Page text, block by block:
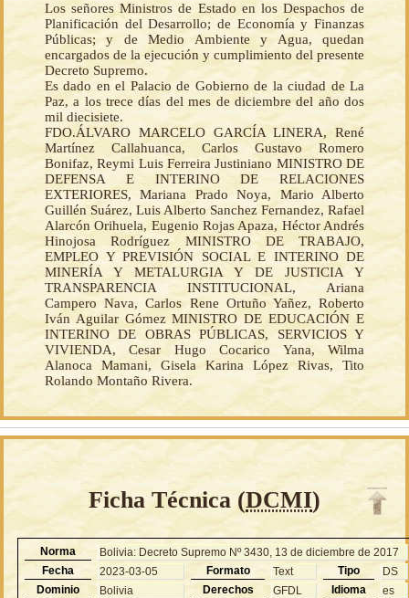
Los señores Ministros de Estado en los Despachos de
Planificación del Desarrollo; de Economía y Finanzas
Públicas; y de Medio Ambiente y Agua, quedan
encargados de la ejecución y cumplimiento del presente
Decreto Supremo.
Es dado en el Palacio de Gobierno de la ciudad de La
Paz, a los trece días del mes de diciembre del año dos
mil diecisiete.
FDO.ÁLVARO MARCELO GARCÍA LINERA, René
Martínez Callahuanca, Carlos Gustavo Romero
Bonifaz, Reymi Luis Ferreira Justiniano MINISTRO DE
DEFENSA E INTERINO DE RELACIONES
EXTERIORES, Mariana Prado Noya, Mario Alberto
Guillén Suárez, Luis Alberto Sanchez Fernandez, Rafael
Alarcón Orihuela, Eugenio Rojas Apaza, Héctor Andrés
Hinojosa Rodríguez MINISTRO DE TRABAJO,
EMPLEO Y PREVISIÓN SOCIAL E INTERINO DE
MINERÍA Y METALURGIA Y DE JUSTICIA Y
TRANSPARENCIA INSTITUCIONAL, Ariana
Campero Nava, Carlos Rene Ortuño Yañez, Roberto
Iván Aguilar Gómez MINISTRO DE EDUCACIÓN E
INTERINO DE OBRAS PÚBLICAS, SERVICIOS Y
VIVIENDA, Cesar Hugo Cocarico Yana, Wilma
Alanoca Mamani, Gisela Karina López Rivas, Tito
Rolando Montaño Rivera.
Ficha Técnica (DCMI)
Norma
Bolivia: Decreto Supremo Nº 3430, 13 de diciembre de 2017
Fecha
2023-03-05 Formato Text Tipo
DS
Dominio
Bolivia Derechos GFDL Idioma es